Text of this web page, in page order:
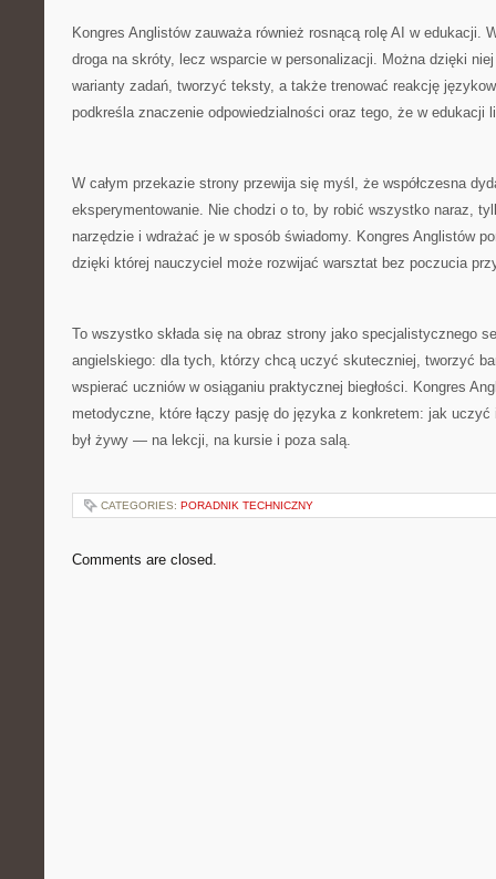
Kongres Anglistów zauważa również rosnącą rolę AI w edukacji.
droga na skróty, lecz wsparcie w personalizacji. Można dzięki
warianty zadań, tworzyć teksty, a także trenować reakcję
podkreśla znaczenie odpowiedzialności oraz tego, że w edukacji
W całym przekazie strony przewija się myśl, że współczesna
eksperymentowanie. Nie chodzi o to, by robić wszystko naraz,
narzędzie i wdrażać je w sposób świadomy. Kongres Anglistów
dzięki której nauczyciel może rozwijać warsztat bez poczucia
To wszystko składa się na obraz strony jako specjalistycznego
angielskiego: dla tych, którzy chcą uczyć skuteczniej, tworzyć
wspierać uczniów w osiąganiu praktycznej biegłości. Kongres
metodyczne, które łączy pasję do języka z konkretem: jak
był żywy — na lekcji, na kursie i poza salą.
CATEGORIES: PORADNIK TECHNICZNY
Comments are closed.